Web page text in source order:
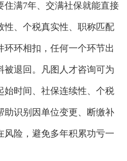
满7年、交满社保就能直接
性、个税真实性、职称匹配
环环相扣，任何一个环节出
被退回。凡图人才咨询可为
始时间、社保连续性、个税
助识别因单位变更、断缴补
风险，避免多年积累功亏一